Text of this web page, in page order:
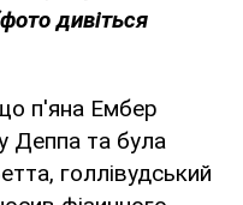
дивіться
п'яна Ембер
Деппа та була
голлівудський